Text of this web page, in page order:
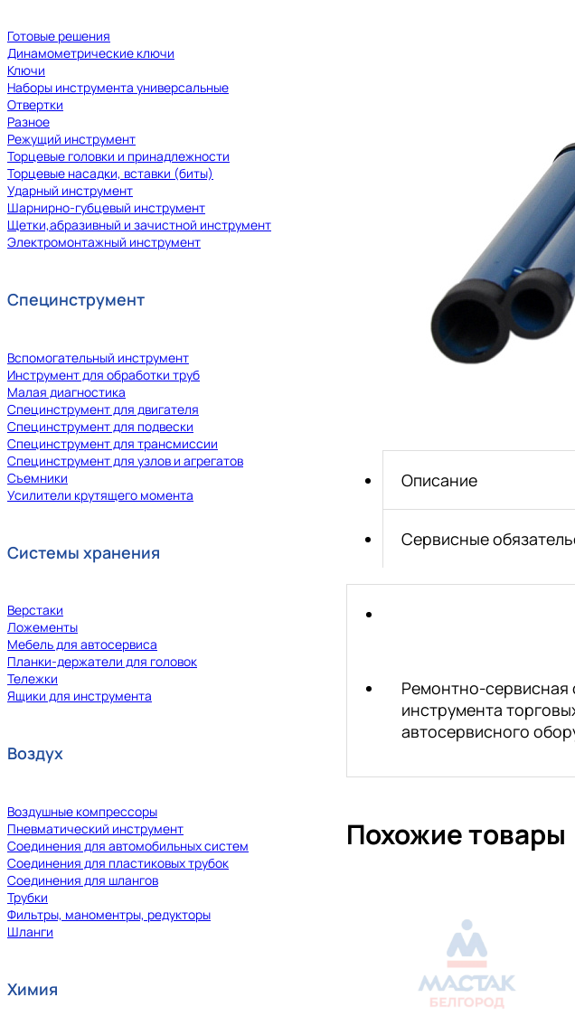
Готовые решения
Динамометрические ключи
Ключи
Наборы инструмента универсальные
Отвертки
Разное
Режущий инструмент
Торцевые головки и принадлежности
Торцевые насадки, вставки (биты)
Ударный инструмент
Шарнирно-губцевый инструмент
Щетки,абразивный и зачистной инструмент
Электромонтажный инструмент
Специнструмент
Вспомогательный инструмент
Инструмент для обработки труб
Малая диагностика
Специнструмент для двигателя
Специнструмент для подвески
Специнструмент для трансмиссии
Специнструмент для узлов и агрегатов
Съемники
Усилители крутящего момента
Системы хранения
Верстаки
Ложементы
Мебель для автосервиса
Планки-держатели для головок
Тележки
Ящики для инструмента
Воздух
Воздушные компрессоры
Пневматический инструмент
Соединения для автомобильных систем
Соединения для пластиковых трубок
Соединения для шлангов
Трубки
Фильтры, маноментры, редукторы
Шланги
Химия
Описание
Сервисные
Ремонтно-сервисная
инструмента
автосервисного
Похожие товары